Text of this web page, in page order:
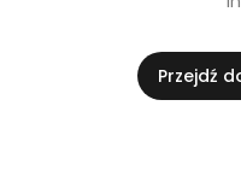
Przejdź